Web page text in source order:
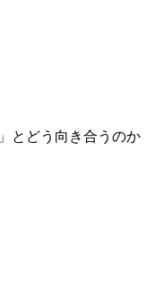
とどう向き合うのか